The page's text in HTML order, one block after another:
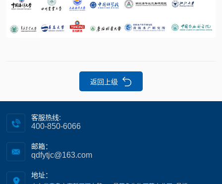
返回上级
客服热线:
400-850-6066
邮箱：
qdfytjc@163.com
地址：